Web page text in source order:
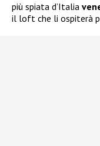
più spiata d’Italia
il loft che li ospiterà